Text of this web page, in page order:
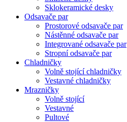
Sklokeramické desky
Odsavače par
Prostorové odsavače par
Nástěnné odsavače par
Integrované odsavače par
Stropní odsavače par
Chladničky
Volně stojící chladničky
Vestavné chladničky
Mrazničky
Volně stojící
Vestavné
Pultové